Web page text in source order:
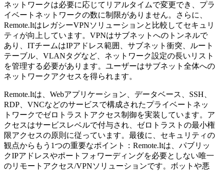
ネットワークは必要に応じてリアルタイムで変更でき、プラ
イベートネットワークの数に制限がありません。さらに、
Remote.ItはレガシーVPNソリューションと比較してセキュリ
ティが向上しています。VPNはサブネットへのトンネルで
あり、ITチームはIPアドレス範囲、サブネット衝突、ルート
テーブル、VLANタグなど、ネットワーク設定の長いリスト
を管理する必要があります。ユーザーはサブネット全体への
ネットワークアクセスを得られます。
Remote.Itは、Webアプリケーション、データベース、SSH、
RDP、VNCなどのサービスで構成されたプライベートネッ
トワークでゼロトラストアクセス制御を実装しています。ア
クセスはサービスレベルで付与され、ゼロトラストの最小権
限アクセスの原則に従っています。最後に、セキュリティの
観点からもう1つの重要なポイント：Remote.Itは、パブリッ
クIPアドレスやポートフォワーディングを必要としない唯一
のリモートアクセス/VPNソリューションです。ボットや悪